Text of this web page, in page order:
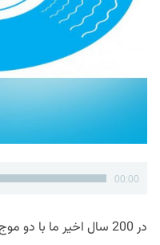
00:00
در 200 سال اخیر ما با